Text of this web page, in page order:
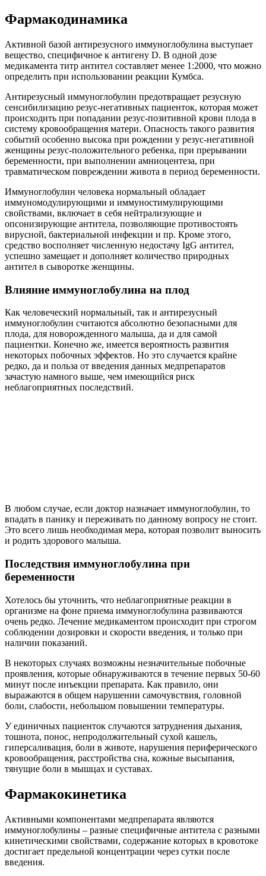
Фармакодинамика
Активной базой антирезусного иммуноглобулина выступает
вещество, специфичное к антигену D. В одной дозе
медикамента титр антител составляет менее 1:2000, что можно
определить при использовании реакции Кумбса.
Антирезусный иммуноглобулин предотвращает резусную
сенсибилизацию резус-негативных пациенток, которая может
происходить при попадании резус-позитивной крови плода в
систему кровообращения матери. Опасность такого развития
событий особенно высока при рождении у резус-негативной
женщины резус-положительного ребенка, при прерывании
беременности, при выполнении амниоцентеза, при
травматическом повреждении живота в период беременности.
Иммуноглобулин человека нормальный обладает
иммуномодулирующими и иммуностимулирующими
свойствами, включает в себя нейтрализующие и
опсонизирующие антитела, позволяющие противостоять
вирусной, бактериальной инфекции и пр. Кроме этого,
средство восполняет численную недостачу IgG антител,
успешно замещает и дополняет количество природных
антител в сыворотке женщины.
Влияние иммуноглобулина на плод
Как человеческий нормальный, так и антирезусный
иммуноглобулин считаются абсолютно безопасными для
плода, для новорожденного малыша, да и для самой
пациентки. Конечно же, имеется вероятность развития
некоторых побочных эффектов. Но это случается крайне
редко, да и польза от введения данных медпрепаратов
зачастую намного выше, чем имеющийся риск
неблагоприятных последствий.
В любом случае, если доктор назначает иммуноглобулин, то
впадать в панику и переживать по данному вопросу не стоит.
Это всего лишь необходимая мера, которая позволит выносить
и родить здорового малыша.
Последствия иммуноглобулина при
беременности
Хотелось бы уточнить, что неблагоприятные реакции в
организме на фоне приема иммуноглобулина развиваются
очень редко. Лечение медикаментом происходит при строгом
соблюдении дозировки и скорости введения, и только при
наличии показаний.
В некоторых случаях возможны незначительные побочные
проявления, которые обнаруживаются в течение первых 50-60
минут после инъекции препарата. Как правило, они
выражаются в общем нарушении самочувствия, головной
боли, слабости, небольшом повышении температуры.
У единичных пациенток случаются затруднения дыхания,
тошнота, понос, непродолжительный сухой кашель,
гиперсаливация, боли в животе, нарушения периферического
кровообращения, расстройства сна, кожные высыпания,
тянущие боли в мышцах и суставах.
Фармакокинетика
Активными компонентами медпрепарата являются
иммуноглобулины – разные специфичные антитела с разными
кинетическими свойствами, содержание которых в кровотоке
достигает предельной концентрации через сутки после
введения.